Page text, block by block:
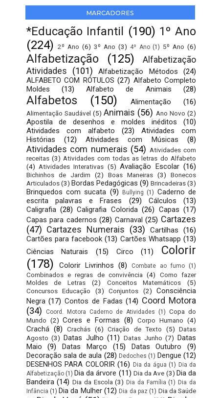
MARCADORES
*Educação Infantil (190) 1º Ano
(224) 2º Ano (6) 3º Ano (3) 4º Ano (1) 5º Ano (6)
Alfabetização (125)
Alfabetização
Atividades
(101) Alfabetização Métodos
(24)
ALFABETO COM RÓTULOS (27) Alfabeto Completo
Moldes
(13) Alfabeto de Animais (28)
Alfabetos (150) Alimentação (16)
Alimentação Saudável (5) Animais (56) Ano Novo (2)
Apostila de desenhos e moldes inéditos
(10)
Atividades com alfabeto
(23)
Atividades com
Histórias
(12) Atividades com Músicas (8)
Atividades com numerais (54) Atividades com
receitas (3) Atividades com todas as letras do Alfabeto
(4) Atividades Interativas (5) Avaliação Escolar (16)
Bichinhos de Jardim (2) Boas Maneiras (3)
Bonecos
Articulados (3) Bordas Pedagógicas (9) Brincadeiras(3)
Brinquedos com sucata (9) Bullying (1) Caderno de
escrita palavras e Frases
(29) Cálculos
(13)
Caligrafia (28) Caligrafia Colorida (26) Capas (17)
Capas para cadernos (28) Carnaval (25) Cartazes
(47) Cartazes Numerais (33) Cartilhas
(16)
Cartões para facebook (13) Cartões Whatsapp (13)
Ciências Naturais
(15) Circo (11)
Colorir
(178)
Colorir Livrinhos (8) Combate ao fumo (1)
Combinados e regras de convivência (4)
Como fazer
Moldes de Letras
(2) Conceitos Matemáticos
(5)
Concursos Educação
(3) Conjuntos (2)
Consciência
Negra (17) Contos de Fadas (14) Coord Motora
(34)
Coord. Motora Caderno de Atividades (1) Copa do
Mundo (2) Cores e Formas (8) Corpo Humano (4)
Crachá (8) Crachás (6) Criação de Texto (5) Datas
Agosto (3) Datas Julho (11) Datas Junho (7) Datas
Maio
(9) Datas Março (15) Datas Outubro
(9)
Decoração sala de aula (28) Dedoches (1) Dengue (12)
DESENHOS PARA COLORIR (16) Dia da água (1) Dia da
Alfabetização (1) Dia da árvore (11) Dia da Ave (3) Dia da
Bandeira (14) Dia da Escola (3) Dia da Família (1) Dia da
Infância (1) Dia da Mulher (12) Dia da paz (1) Dia da Saúde